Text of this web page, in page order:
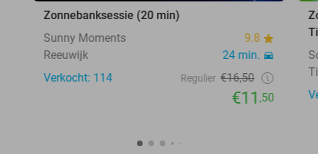
Zonnebanksessie (20 min)
Sunny Moments
9.8
Reeuwijk
24 min.
Verkocht: 114
Regulier €16,50
€11,50